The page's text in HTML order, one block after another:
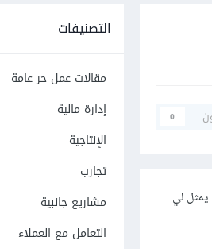
0
لي
التصنيفات
مقالات عمل حر عامة
إدارة مالية
الإنتاجية
تجارب
مشاريع جانبية
التعامل مع العملاء